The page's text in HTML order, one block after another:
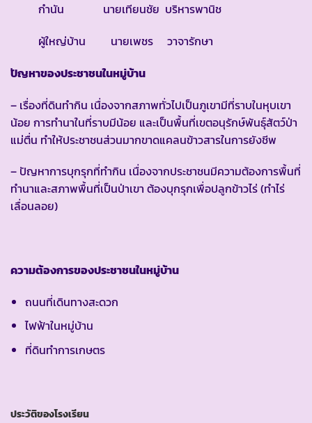
กำนัน นายเทียนชัย บริหารพานิช
ผู้ใหญ่บ้าน นายเพชร วาจารักษา
ปัญหาของประชาชนในหมู่บ้าน
– เรื่องที่ดินทำกิน เนื่องจากสภาพทั่วไปเป็นภูเขามีที่ราบในหุบเขา
น้อย การทำนาในที่ราบมีน้อย และเป็นพื้นที่เขตอนุรักษ์พันธุ์สัตว์ป่า
แม่ตื่น ทำให้ประชาชนส่วนมากขาดแคลนข้าวสารในการยังชีพ
– ปัญหาการบุกรุกที่ทำกิน เนื่องจากประชาชนมีความต้องการพื้นที่
ทำนาและสภาพพื้นที่เป็นป่าเขา ต้องบุกรุกเพื่อปลูกข้าวไร่ (ทำไร่
เลื่อนลอย)
ความต้องการของประชาชนในหมู่บ้าน
ถนนที่เดินทางสะดวก
ไฟฟ้าในหมู่บ้าน
ที่ดินทำการเกษตร
ประวัติของโรงเรียน